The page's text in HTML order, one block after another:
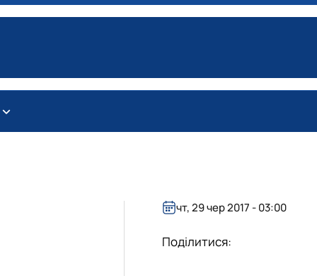
чт, 29 чер 2017 - 03:00
Поділитися: